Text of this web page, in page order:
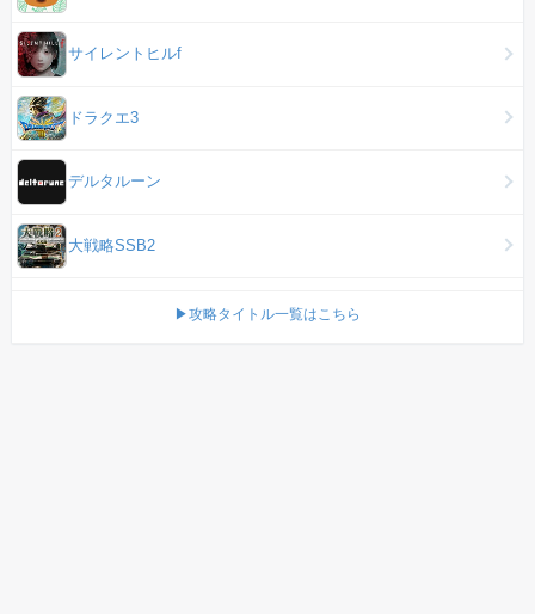
サイレントヒルf
ドラクエ3
デルタルーン
大戦略SSB2
▶攻略タイトル一覧はこちら